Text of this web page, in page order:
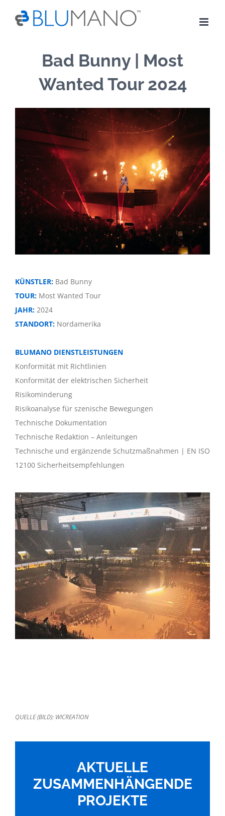
Bad Bunny | Most
Wanted Tour 2024
KÜNSTLER: Bad Bunny
TOUR: Most Wanted Tour
JAHR: 2024
STANDORT: Nordamerika
BLUMANO DIENSTLEISTUNGEN
Konformität mit Richtlinien
Konformität der elektrischen Sicherheit
Risikominderung
Risikoanalyse für szenische Bewegungen
Technische Dokumentation
Technische Redaktion – Anleitungen
Technische und ergänzende Schutzmaßnahmen | EN ISO
12100 Sicherheitsempfehlungen
QUELLE (BILD): WICREATION
AKTUELLE
ZUSAMMENHÄNGENDE
PROJEKTE